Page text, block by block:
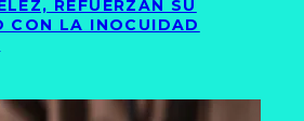
REFUERZAN SU
CON LA INOCUIDAD